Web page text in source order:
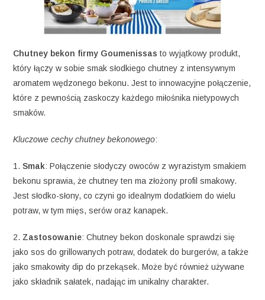
Chutney bekon firmy Goumenissas to wyjątkowy produkt,
który łączy w sobie smak słodkiego chutney z intensywnym
aromatem wędzonego bekonu. Jest to innowacyjne połączenie,
które z pewnością zaskoczy każdego miłośnika nietypowych
smaków.
Kluczowe cechy chutney bekonowego:
1.Smak: Połączenie słodyczy owoców z wyrazistym smakiem
bekonu sprawia, że chutney ten ma złożony profil smakowy.
Jest słodko-słony, co czyni go idealnym dodatkiem do wielu
potraw, w tym mięs, serów oraz kanapek.
2. Zastosowanie: Chutney bekon doskonale sprawdzi się
jako sos do grillowanych potraw, dodatek do burgerów, a także
jako smakowity dip do przekąsek. Może być również używane
jako składnik sałatek, nadając im unikalny charakter.